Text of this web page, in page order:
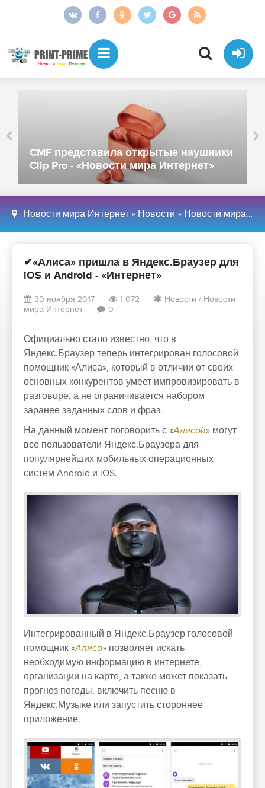
наушники
Интернет»
Сбер представил
обучения роботов -
Интернет»
Новости мира Интернет » Новости » Новости мира Интернет
✔«Алиса» пришла в Яндекс.Браузер для
iOS и Android - «Интернет»
30 ноября 2017 1 072 Новости / Новости
мира Интернет
0
Официально стало известно, что в
Яндекс.Браузер теперь интегрирован голосовой
помощник «Алиса», который в отличии от своих
основных конкурентов умеет импровизировать в
разговоре, а не ограничивается набором
заранее заданных слов и фраз.
На данный момент поговорить с «Алисой» могут
все пользователи Яндекс.Браузера для
популярнейших мобильных операционных
систем Android и iOS.
Интегрированный в Яндекс.Браузер голосовой
помощник «Алиса» позволяет искать
необходимую информацию в интернете,
организации на карте, а также может показать
прогноз погоды, включить песню в
Яндекс.Музыке или запустить стороннее
приложение.